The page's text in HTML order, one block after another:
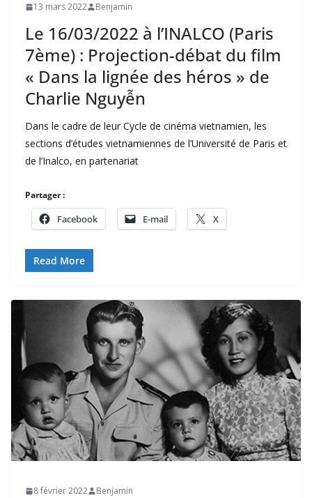
13 mars 2022 Benjamin
Le 16/03/2022 à l’INALCO (Paris
7ème) : Projection-débat du film
« Dans la lignée des héros » de
Charlie Nguyễn
Dans le cadre de leur Cycle de cinéma vietnamien, les
sections d’études vietnamiennes de l’Université de Paris et
de l’Inalco, en partenariat
Partager :
Facebook E-mail X
Read More
8 février 2022 Benjamin